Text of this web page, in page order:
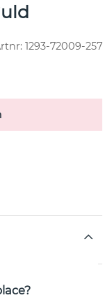
1293-72009-257